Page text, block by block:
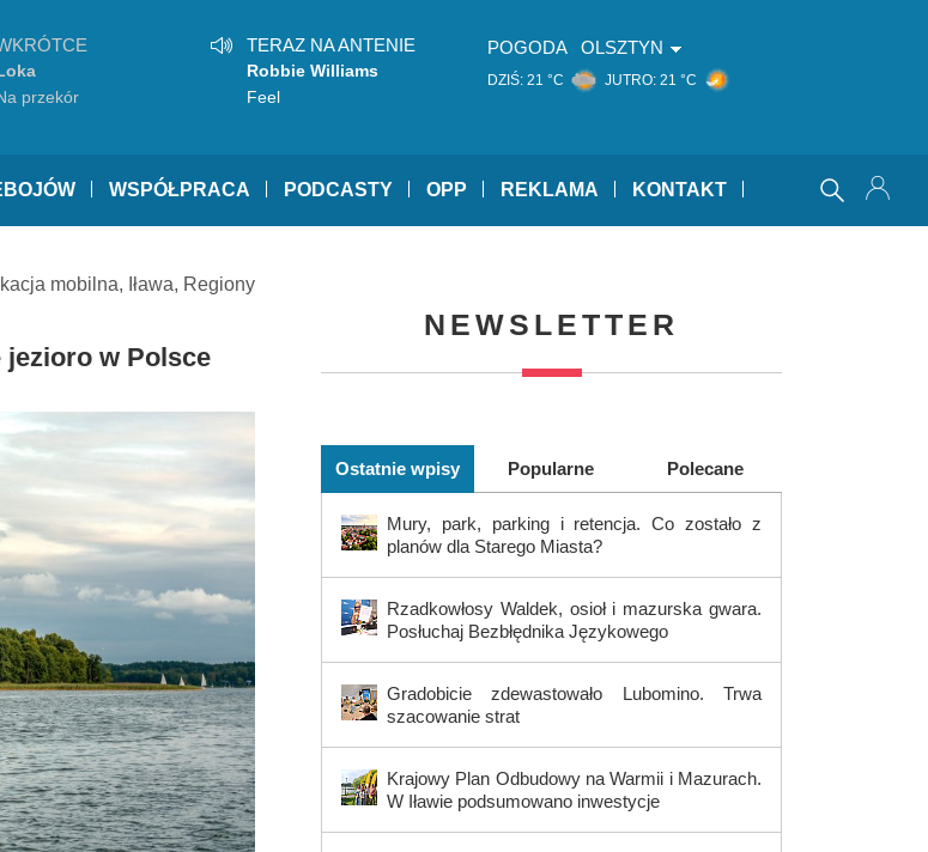
przekór
TERAZ NA ANTENIE
Robbie Williams
Feel
POGODA OLSZTYN
DZIŚ: 21 °C JUTRO: 21 °C
WSPÓŁPRACA PODCASTY OPP REKLAMA KONTAKT
mobilna, Iława, Regiony
jezioro w Polsce
NEWSLETTER
Ostatnie wpisy Popularne Polecane
Mury, park, parking i retencja. Co zostało z
planów dla Starego Miasta?
Rzadkowłosy Waldek, osioł i mazurska gwara.
Posłuchaj Bezbłędnika Językowego
Gradobicie zdewastowało Lubomino. Trwa
szacowanie strat
Krajowy Plan Odbudowy na Warmii i Mazurach.
W Iławie podsumowano inwestycje